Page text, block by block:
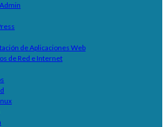
de Aplicaciones Web
de Red e Internet